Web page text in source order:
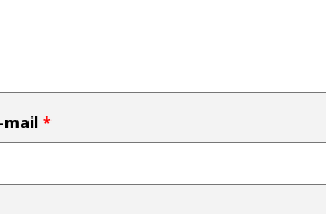
mail*